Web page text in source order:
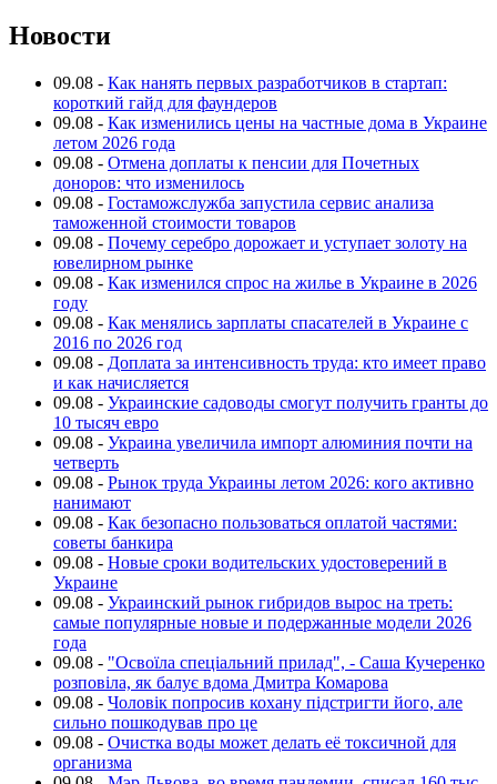
Новости
09.08 - Как нанять первых разработчиков в стартап:
короткий гайд для фаундеров
09.08 - Как изменились цены на частные дома в Украине
летом 2026 года
09.08 - Отмена доплаты к пенсии для Почетных
доноров: что изменилось
09.08 - Гостаможслужба запустила сервис анализа
таможенной стоимости товаров
09.08 - Почему серебро дорожает и уступает золоту на
ювелирном рынке
09.08 - Как изменился спрос на жилье в Украине в 2026
году
09.08 - Как менялись зарплаты спасателей в Украине с
2016 по 2026 год
09.08 - Доплата за интенсивность труда: кто имеет право
и как начисляется
09.08 - Украинские садоводы смогут получить гранты до
10 тысяч евро
09.08 - Украина увеличила импорт алюминия почти на
четверть
09.08 - Рынок труда Украины летом 2026: кого активно
нанимают
09.08 - Как безопасно пользоваться оплатой частями:
советы банкира
09.08 - Новые сроки водительских удостоверений в
Украине
09.08 - Украинский рынок гибридов вырос на треть:
самые популярные новые и подержанные модели 2026
года
09.08 - "Освоїла спеціальний прилад", - Саша Кучеренко
розповіла, як балує вдома Дмитра Комарова
09.08 - Чоловік попросив кохану підстригти його, але
сильно пошкодував про це
09.08 - Очистка воды может делать её токсичной для
организма